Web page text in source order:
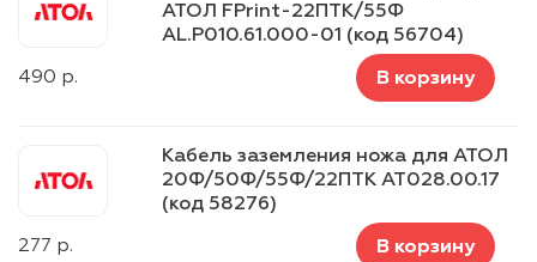
АТОЛ FPrint-22ПТK/55Ф
AL.P010.61.000-01 (код 56704)
490 р. В корзину
Кабель заземления ножа для АТОЛ
20Ф/50Ф/55Ф/22ПТК AT028.00.17
(код 58276)
277 р. В корзину